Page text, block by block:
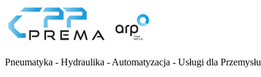
Pneumatyka - Hydraulika - Automatyzacja - Usługi dla Przemysłu